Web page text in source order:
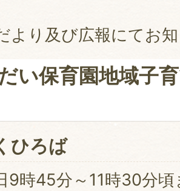
より及び広報にてお
い保育園地域子
ひろば
9時45分～11時30分